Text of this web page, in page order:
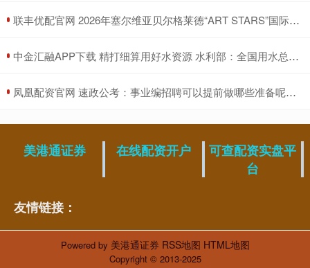
​联丰优配官网 2026年塞尔维亚贝尔格莱德“ART STARS”国际大赛
​中金汇融APP下载 精打细算用好水资源 水利部：全国用水总量实现零增长
​凤凰配资官网 速政公考：事业编招聘可以提前做哪些准备呢？_进行_申论_考试
美港通证券 在线配资开户
可查配资实盘平
台
友情链接：
Powered by 美港通证券 RSS地图 HTML地图
Copyright © 2013-2025